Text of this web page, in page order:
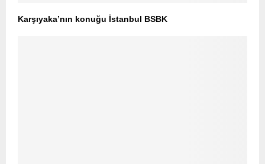
Karşıyaka’nın konuğu İstanbul BSBK